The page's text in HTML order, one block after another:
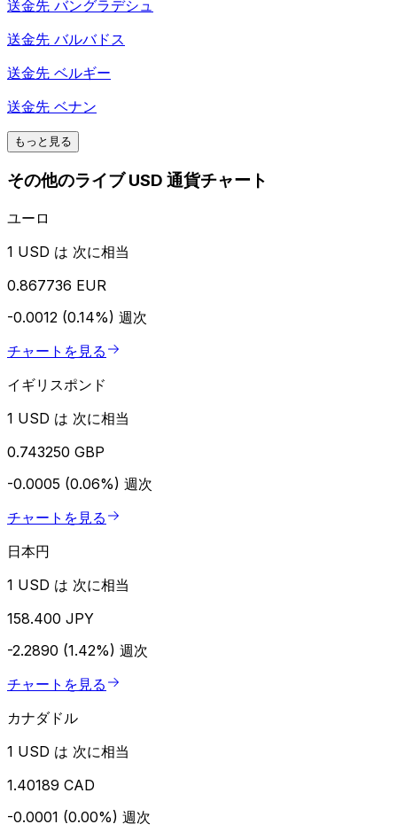
送金先 バングラデシュ
送金先 バルバドス
送金先 ベルギー
送金先 ベナン
もっと見る
その他のライブ USD 通貨チャート
ユーロ
1 USD は 次に相当
0.867736 EUR
-0.0012 (0.14%) 週次
チャートを見る
イギリスポンド
1 USD は 次に相当
0.743250 GBP
-0.0005 (0.06%) 週次
チャートを見る
日本円
1 USD は 次に相当
158.400 JPY
-2.2890 (1.42%) 週次
チャートを見る
カナダドル
1 USD は 次に相当
1.40189 CAD
-0.0001 (0.00%) 週次